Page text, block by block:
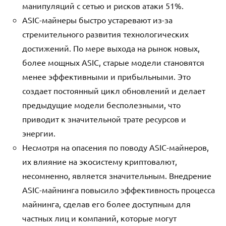
манипуляций с сетью и рисков атаки 51%.
ASIC-майнеры быстро устаревают из-за
стремительного развития технологических
достижений. По мере выхода на рынок новых,
более мощных ASIC, старые модели становятся
менее эффективными и прибыльными. Это
создает постоянный цикл обновлений и делает
предыдущие модели бесполезными, что
приводит к значительной трате ресурсов и
энергии.
Несмотря на опасения по поводу ASIC-майнеров,
их влияние на экосистему криптовалют,
несомненно, является значительным. Внедрение
ASIC-майнинга повысило эффективность процесса
майнинга, сделав его более доступным для
частных лиц и компаний, которые могут